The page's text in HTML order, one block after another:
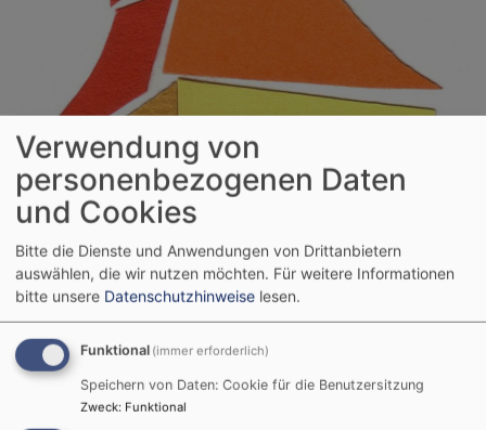
Verwendung von
personenbezogenen Daten
und Cookies
Bitte die Dienste und Anwendungen von Drittanbietern
auswählen, die wir nutzen möchten. Für weitere Informationen
bitte unsere Datenschutzhinweise lesen.
Funktional (immer erforderlich)
Speichern von Daten: Cookie für die Benutzersitzung
Zweck: Funktional